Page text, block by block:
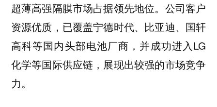
超薄高强隔膜市场占据领先地位。公司客户
资源优质，已覆盖宁德时代、比亚迪、国轩
高科等国内头部电池厂商，并成功进入LG
化学等国际供应链，展现出较强的市场竞争
力。